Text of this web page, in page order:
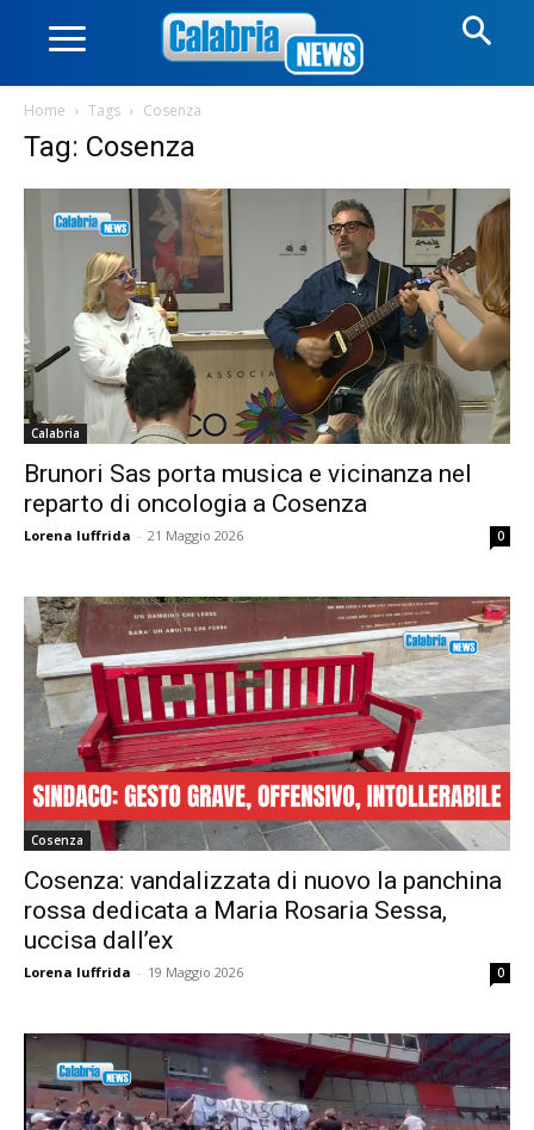
Home Tags Cosenza
Tag: Cosenza
Calabria
Brunori Sas porta musica e vicinanza nel
reparto di oncologia a Cosenza
Lorena Iuffrida - 21 Maggio 2026 0
Cosenza
Cosenza: vandalizzata di nuovo la panchina
rossa dedicata a Maria Rosaria Sessa,
uccisa dall’ex
Lorena Iuffrida - 19 Maggio 2026 0